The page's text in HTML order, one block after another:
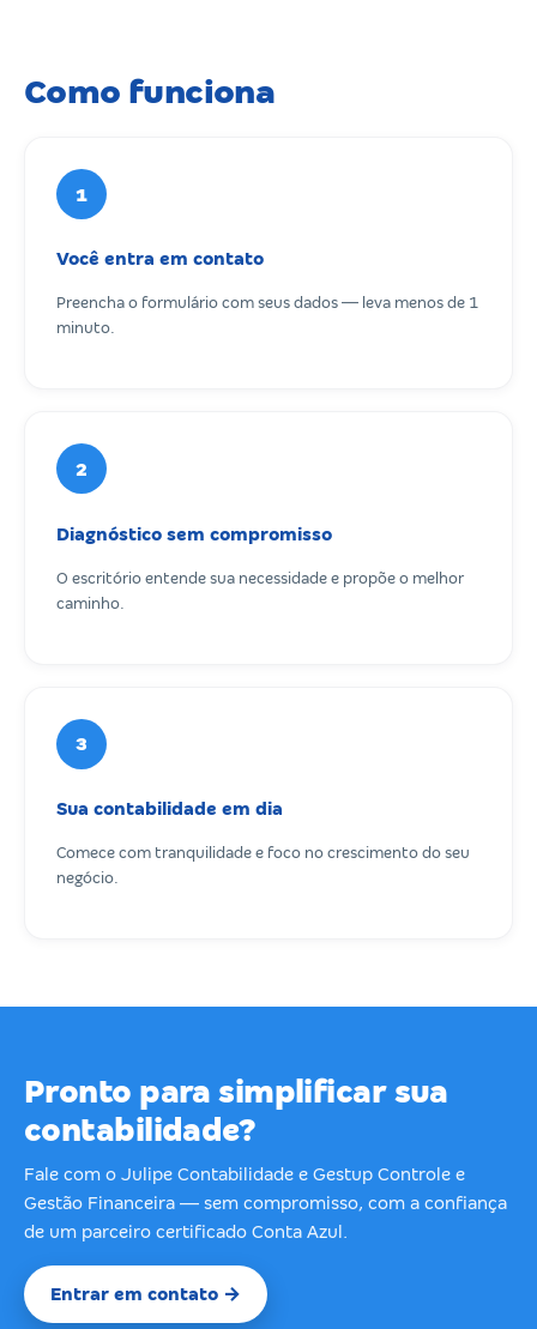
Como funciona
1
Você entra em contato
Preencha o formulário com seus dados — leva menos de 1
minuto.
2
Diagnóstico sem compromisso
O escritório entende sua necessidade e propõe o melhor
caminho.
3
Sua contabilidade em dia
Comece com tranquilidade e foco no crescimento do seu
negócio.
Pronto para simplificar sua
contabilidade?
Fale com o Julipe Contabilidade e Gestup Controle e
Gestão Financeira — sem compromisso, com a confiança
de um parceiro certificado Conta Azul.
Entrar em contato →